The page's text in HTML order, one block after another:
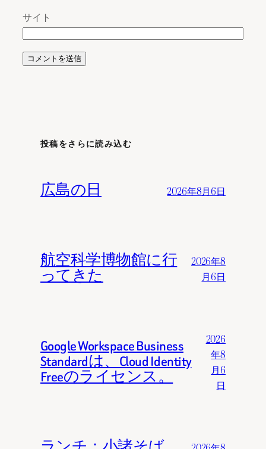
サイト
投稿をさらに読み込む
広島の日 2026年8月6日
航空科学博物館に行
ってきた
2026年8
月6日
Google Workspace Business
Standardは、Cloud Identity
Freeのライセンス。
2026
年8
月6
日